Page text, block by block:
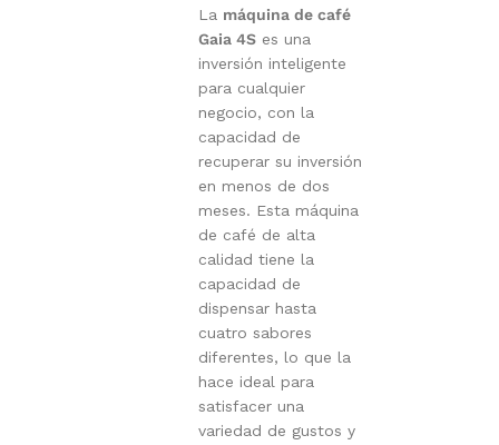
La máquina de café
Gaia 4Ses una
inversión inteligente
para cualquier
negocio, con la
capacidad de
recuperar su inversión
en menos de dos
meses. Esta máquina
de café de alta
calidad tiene la
capacidad de
dispensar hasta
cuatro sabores
diferentes, lo que la
hace ideal para
satisfacer una
variedad de gustos y